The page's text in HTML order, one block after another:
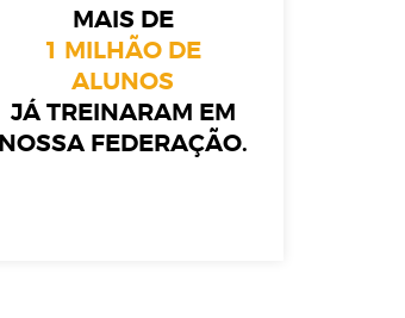
MAIS DE
1 MILHÃO DE
ALUNOS
JÁ TREINARAM EM
NOSSA FEDERAÇÃO.